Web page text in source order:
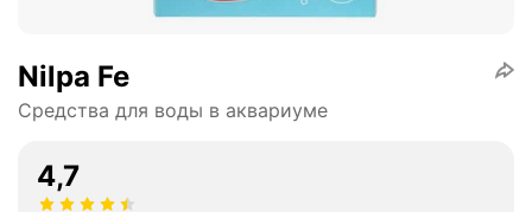
Nilpa Fe
Средства для воды в аквариуме
4,7